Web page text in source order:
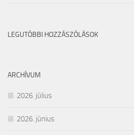
LEGUTÓBBI HOZZÁSZÓLÁSOK
ARCHÍVUM
2026. július
2026. június